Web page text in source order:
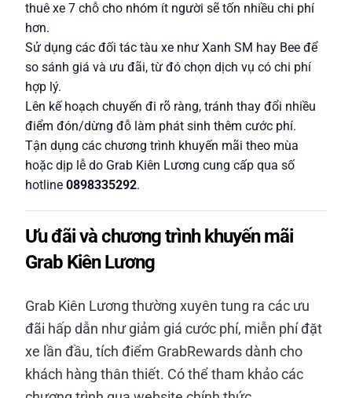
thuê xe 7 chỗ cho nhóm ít người sẽ tốn nhiều chi phí
hơn.
Sử dụng các đối tác tàu xe như Xanh SM hay Bee để
so sánh giá và ưu đãi, từ đó chọn dịch vụ có chi phí
hợp lý.
Lên kế hoạch chuyến đi rõ ràng, tránh thay đổi nhiều
điểm đón/dừng đỗ làm phát sinh thêm cước phí.
Tận dụng các chương trình khuyến mãi theo mùa
hoặc dịp lễ do Grab Kiên Lương cung cấp qua số
hotline 0898335292.
Ưu đãi và chương trình khuyến mãi
Grab Kiên Lương
Grab Kiên Lương thường xuyên tung ra các ưu
đãi hấp dẫn như giảm giá cước phí, miễn phí đặt
xe lần đầu, tích điểm GrabRewards dành cho
khách hàng thân thiết. Có thể tham khảo các